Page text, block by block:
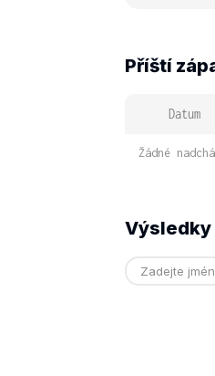
Příští
Datum
Žádné
Výsledky